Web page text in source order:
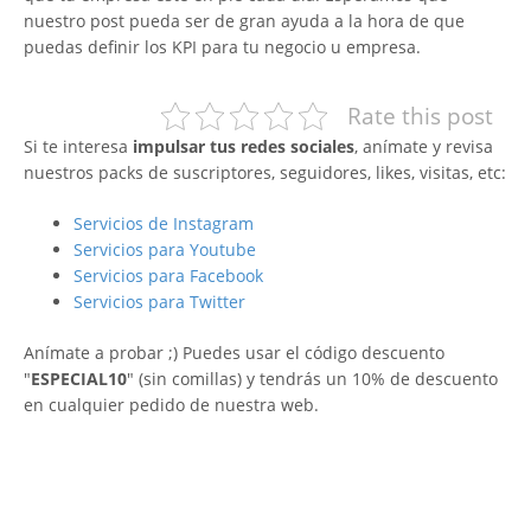
nuestro post pueda ser de gran ayuda a la hora de que
puedas definir los KPI para tu negocio u empresa.
Rate this post
Si te interesa impulsar tus redes sociales, anímate y revisa
nuestros packs de suscriptores, seguidores, likes, visitas, etc:
Servicios de Instagram
Servicios para Youtube
Servicios para Facebook
Servicios para Twitter
Anímate a probar ;) Puedes usar el código descuento
"ESPECIAL10" (sin comillas) y tendrás un 10% de descuento
en cualquier pedido de nuestra web.